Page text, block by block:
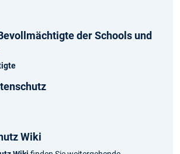
der Schools und
Wiki